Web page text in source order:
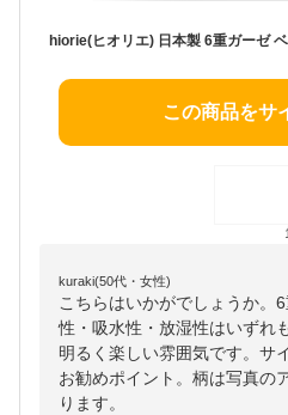
この商品をサ
kuraki(50代・女性)
こちらはいかがでしょうか。
性・吸水性・放湿性はいずれ
明るく楽しい雰囲気です。サ
お勧めポイント。柄は写真の
ります。